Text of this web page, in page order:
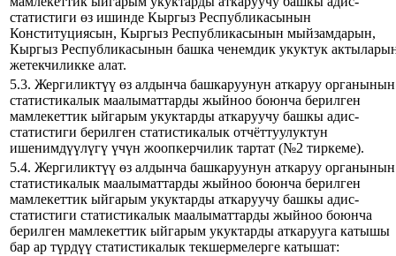
статистиги өз ишинде Кыргыз Республикасынын
Конституциясын, Кыргыз Республикасынын мыйзамдарын,
Кыргыз Республикасынын башка ченемдик укуктук
жетекчиликке алат.
5.3. Жергиликтүү өз алдынча башкаруунун аткаруу органынын
статистикалык маалыматтарды жыйноо боюнча берилген
мамлекеттик ыйгарым укуктарды аткаруучу башкы адис-
статистиги берилген статистикалык отчёттуулуктун
ишенимдүүлүгү үчүн жоопкерчилик тартат (№2 тиркеме).
5.4. Жергиликтүү өз алдынча башкаруунун аткаруу органынын
статистикалык маалыматтарды жыйноо боюнча берилген
мамлекеттик ыйгарым укуктарды аткаруучу башкы адис-
статистиги статистикалык маалыматтарды жыйноо боюнча
берилген мамлекеттик ыйгарым укуктарды аткарууга катышы
бар ар түрдүү статистикалык текшермелерге катышат: